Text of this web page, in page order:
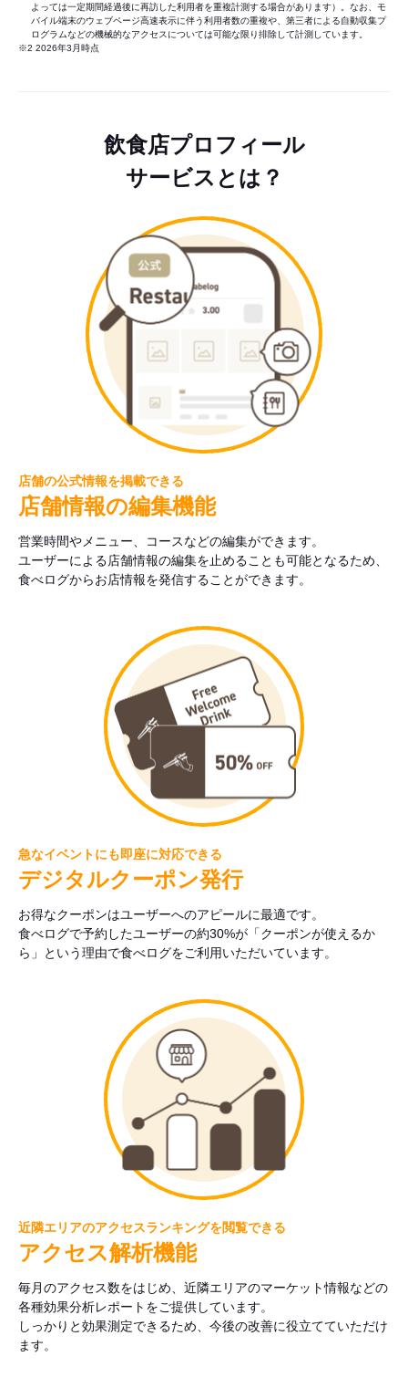
よっては一定期間経過後に再訪した利用者を重複計測する場合があります）。なお、モ
バイル端末のウェブページ高速表示に伴う利用者数の重複や、第三者による自動収集プ
ログラムなどの機械的なアクセスについては可能な限り排除して計測しています。
※2 2026年3月時点
飲食店プロフィール
サービスとは？
店舗の公式情報を掲載できる
店舗情報の編集機能
営業時間やメニュー、コースなどの編集ができます。
ユーザーによる店舗情報の編集を止めることも可能となるため、
食べログからお店情報を発信することができます。
急なイベントにも即座に対応できる
デジタルクーポン発行
お得なクーポンはユーザーへのアピールに最適です。
食べログで予約したユーザーの約30%が「クーポンが使えるか
ら」という理由で食べログをご利用いただいています。
近隣エリアのアクセスランキングを閲覧できる
アクセス解析機能
毎月のアクセス数をはじめ、近隣エリアのマーケット情報などの
各種効果分析レポートをご提供しています。
しっかりと効果測定できるため、今後の改善に役立てていただけ
ます。